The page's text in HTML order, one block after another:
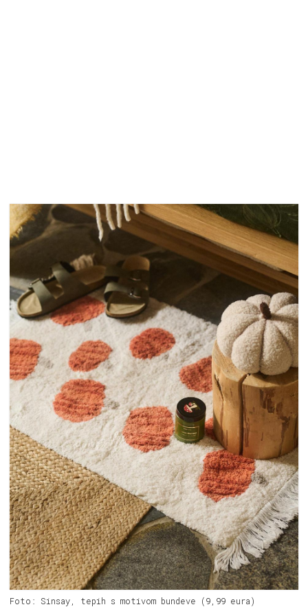
Foto: Sinsay, tepih s motivom bundeve (9,99 eura)